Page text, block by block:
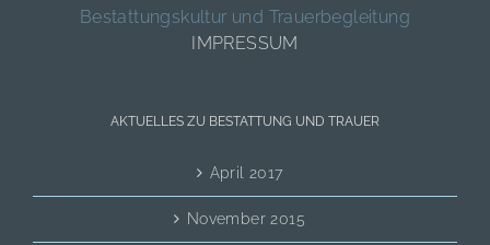
Bestattungskultur und Trauerbegleitung
IMPRESSUM
AKTUELLES ZU BESTATTUNG UND TRAUER
April 2017
November 2015